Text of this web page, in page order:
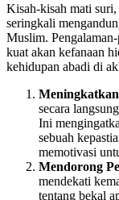
Kisah-kisah mati suri,
seringkali
Muslim.
kuat akan kefanaan
kehidupan abadi di
secara
Ini
sebuah
memotivasi
Mendorong
mendekati
tentang bekal